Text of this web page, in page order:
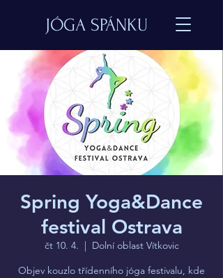
JÓGA SPÁNKU
Spring Yoga&Dance
festival Ostrava
čt 10. 4.
  |
Dolní oblast Vítkovic
Objev kouzlo třídenního jóga festivalu, kde